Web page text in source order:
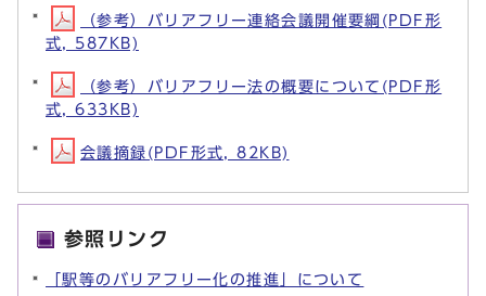
（参考）バリアフリー連絡会議開催要綱(PDF形
式, 587KB)
（参考）バリアフリー法の概要について(PDF形
式, 633KB)
会議摘録(PDF形式, 82KB)
参照リンク
「駅等のバリアフリー化の推進」について